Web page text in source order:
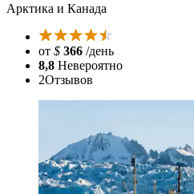
Арктика и Канада
от $ 366 /день
8,8 Невероятно
2Отзывов